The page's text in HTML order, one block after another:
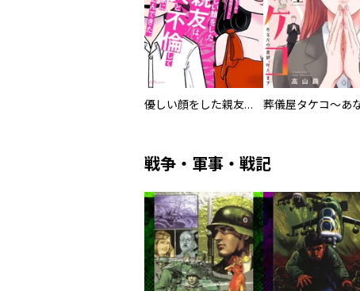
優しい顔をした親友は、夫と不倫して私の家に入り込んできた。
戦争・軍事・戦記